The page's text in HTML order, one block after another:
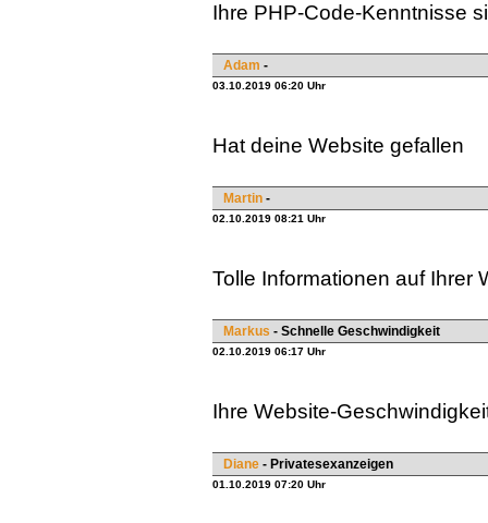
Ihre PHP-Code-Kenntnisse
Adam -
03.10.2019 06:20 Uhr
Hat deine Website gefallen
Martin -
02.10.2019 08:21 Uhr
Tolle Informationen auf Ihrer
Markus - Schnelle Geschwindigkeit
02.10.2019 06:17 Uhr
Ihre Website-
Diane - Privatesexanzeigen
01.10.2019 07:20 Uhr